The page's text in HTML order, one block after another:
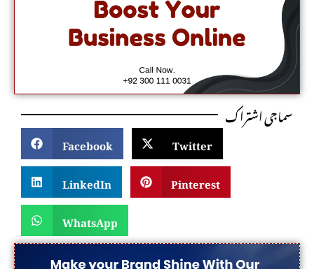
سماجی اشتراک
Facebook
Twitter
LinkedIn
Pinterest
WhatsApp